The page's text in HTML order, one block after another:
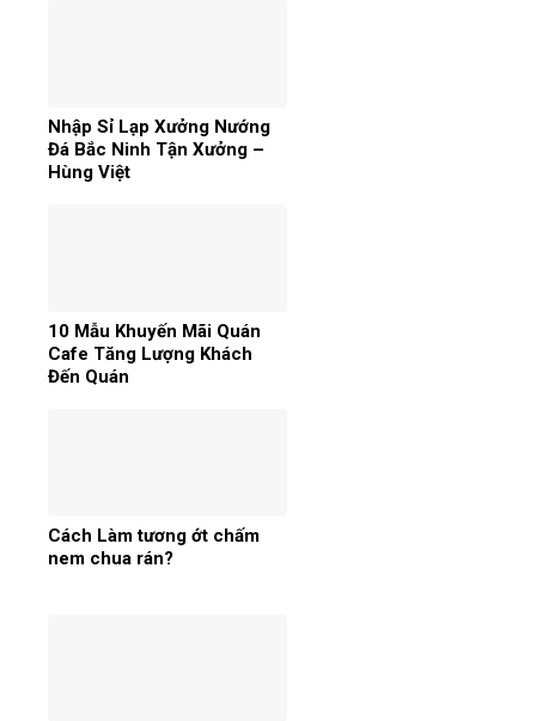
Nhập Sỉ Lạp Xưởng Nướng
Đá Bắc Ninh Tận Xưởng –
Hùng Việt
10 Mẫu Khuyến Mãi Quán
Cafe Tăng Lượng Khách
Đến Quán
Cách Làm tương ớt chấm
nem chua rán?